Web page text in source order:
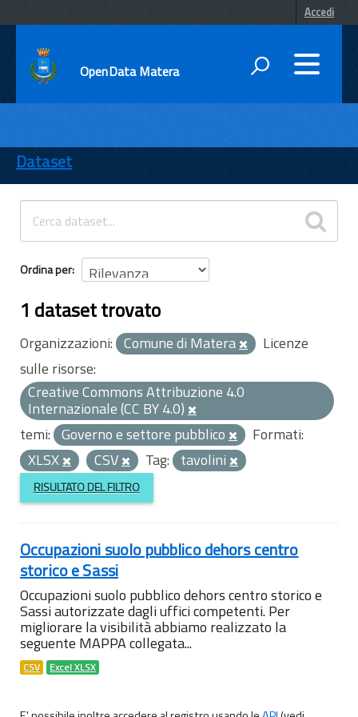
Accedi
OpenData Matera
ENTI
TEMI
INFORMAZIONI
Dataset
Ordina per
1 dataset trovato
Organizzazioni: Comune di Matera
Licenze
sulle risorse:
Creative Commons Attribuzione 4.0
Internazionale (CC BY 4.0)
temi: Governo e settore pubblico
Formati:
XLSX
CSV Tag: tavolini
RISULTATO DEL FILTRO
Occupazioni suolo pubblico dehors centro
storico e Sassi
Occupazioni suolo pubblico dehors centro storico e
Sassi autorizzate dagli uffici competenti. Per
migliorare la visibilità abbiamo realizzato la
seguente MAPPA collegata...
CSV Excel XLSX